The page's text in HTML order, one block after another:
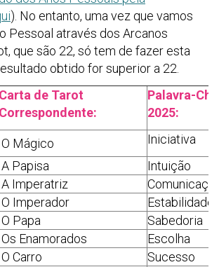
). No entanto, uma vez que vamos
Pessoal através dos Arcanos
que são 22, só tem de fazer esta
obtido for superior a 22.
Carta de Tarot
Correspondente:
Palavra-
2025:
O Mágico
Iniciativa
A Papisa
Intuição
A Imperatriz
O Imperador
Estabilidade
O Papa
Sabedoria
Os Enamorados
Escolha
O Carro
Sucesso